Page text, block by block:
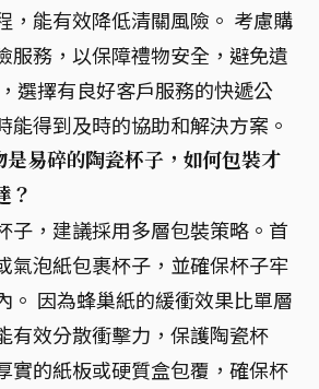
，能有效降低清關風險。 考慮購
服務，以保障禮物安全，避免遺
選擇有良好客戶服務的快遞公
能得到及時的協助和解決方案。
是易碎的陶瓷杯子，如何包裝才
？
子，建議採用多層包裝策略。首
氣泡紙包裹杯子，並確保杯子牢
。 因為蜂巢紙的緩衝效果比單層
有效分散衝擊力，保護陶瓷杯
實的紙板或硬質盒包覆，確保杯